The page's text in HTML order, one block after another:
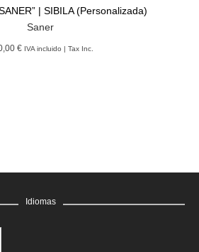
| SIBILA (Personalizada)
Saner
€ IVA incluido | Tax Inc.
Idiomas